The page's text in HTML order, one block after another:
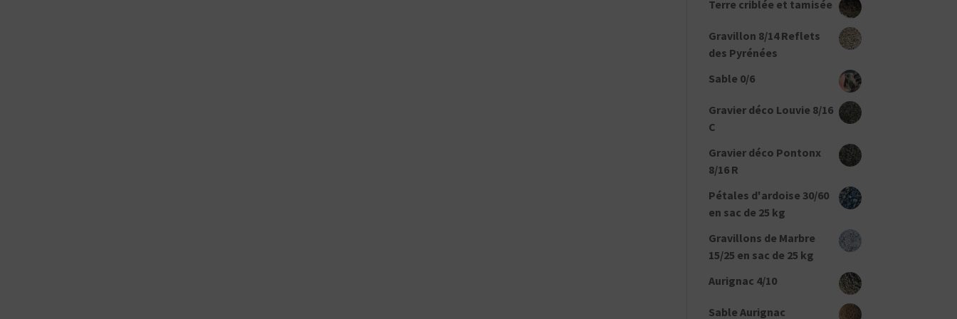
Terre criblée et tamisée
Gravillon 8/14 Reflets
des Pyrénées
Sable 0/6
Gravier déco Louvie 8/16
C
Gravier déco Pontonx
8/16 R
Pétales d'ardoise 30/60
en sac de 25 kg
Gravillons de Marbre
15/25 en sac de 25 kg
Aurignac 4/10
Sable Aurignac